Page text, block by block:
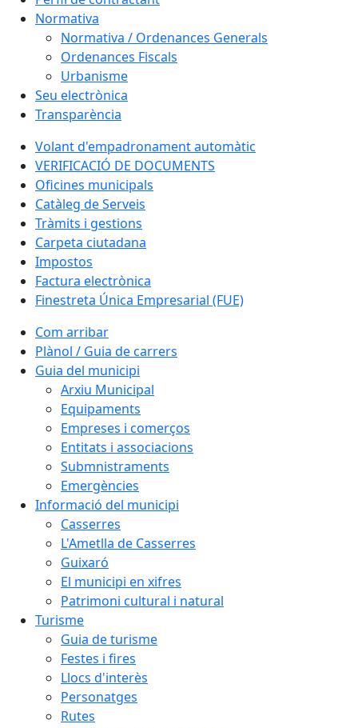
Normativa
Normativa / Ordenances Generals
Ordenances Fiscals
Urbanisme
Seu electrònica
Transparència
Volant d'empadronament automàtic
VERIFICACIÓ DE DOCUMENTS
Oficines municipals
Catàleg de Serveis
Tràmits i gestions
Carpeta ciutadana
Impostos
Factura electrònica
Finestreta Única Empresarial (FUE)
Com arribar
Plànol / Guia de carrers
Guia del municipi
Arxiu Municipal
Equipaments
Empreses i comerços
Entitats i associacions
Submnistraments
Emergències
Informació del municipi
Casserres
L'Ametlla de Casserres
Guixaró
El municipi en xifres
Patrimoni cultural i natural
Turisme
Guia de turisme
Festes i fires
Llocs d'interès
Personatges
Rutes